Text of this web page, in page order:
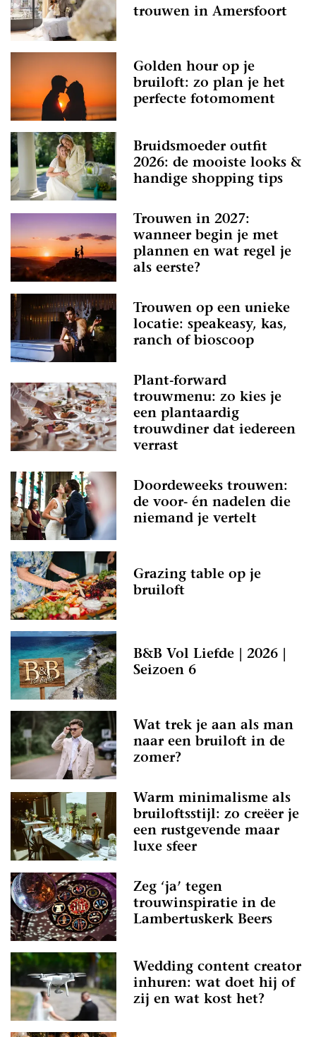
trouwen in Amersfoort
Golden hour op je
bruiloft: zo plan je het
perfecte fotomoment
Bruidsmoeder outfit
2026: de mooiste looks &
handige shopping tips
Trouwen in 2027:
wanneer begin je met
plannen en wat regel je
als eerste?
Trouwen op een unieke
locatie: speakeasy, kas,
ranch of bioscoop
Plant-forward
trouwmenu: zo kies je
een plantaardig
trouwdiner dat iedereen
verrast
Doordeweeks trouwen:
de voor- én nadelen die
niemand je vertelt
Grazing table op je
bruiloft
B&B Vol Liefde | 2026 |
Seizoen 6
Wat trek je aan als man
naar een bruiloft in de
zomer?
Warm minimalisme als
bruiloftsstijl: zo creëer je
een rustgevende maar
luxe sfeer
Zeg ‘ja’ tegen
trouwinspiratie in de
Lambertuskerk Beers
Wedding content creator
inhuren: wat doet hij of
zij en wat kost het?